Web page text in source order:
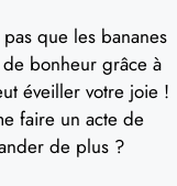
que les bananes
bonheur grâce à
éveiller votre joie !
faire un acte de
de plus ?